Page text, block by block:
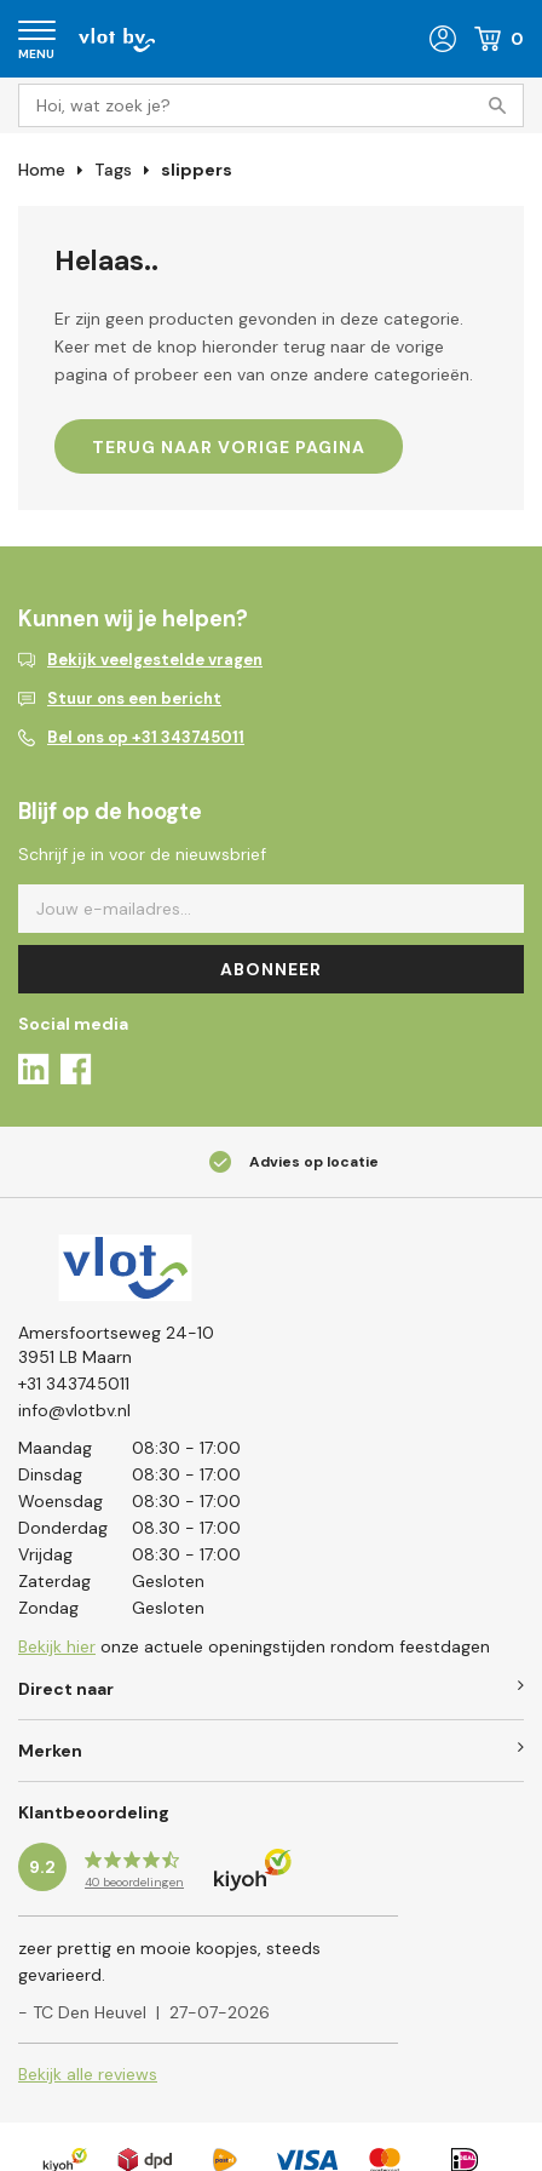
MENU
0
Home Tags slippers
Helaas..
Er zijn geen producten gevonden in deze categorie.
Keer met de knop hieronder terug naar de vorige
pagina of probeer een van onze andere categorieën.
TERUG NAAR VORIGE PAGINA
Kunnen wij je helpen?
Bekijk veelgestelde vragen
Stuur ons een bericht
Bel ons op +31 343745011
Blijf op de hoogte
Schrijf je in voor de nieuwsbrief
ABONNEER
Social media
Advies op locatie
Amersfoortseweg 24-10
3951 LB Maarn
+31 343745011
info@vlotbv.nl
Maandag
08:30 - 17:00
Dinsdag
08:30 - 17:00
Woensdag
08:30 - 17:00
Donderdag
08.30 - 17:00
Vrijdag
08:30 - 17:00
Zaterdag
Gesloten
Zondag
Gesloten
Bekijk hier onze actuele openingstijden rondom feestdagen
Direct naar
Merken
Klantbeoordeling
9.2
40 beoordelingen
zeer prettig en mooie koopjes, steeds
gevarieerd.
- TC Den Heuvel | 27-07-2026
Bekijk alle reviews